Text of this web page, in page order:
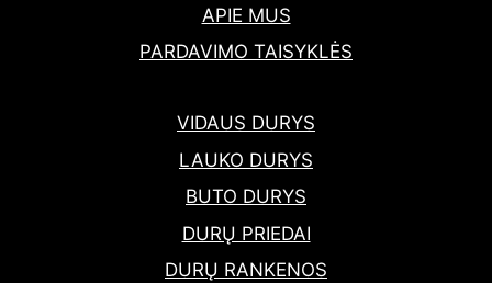
APIE MUS
PARDAVIMO TAISYKLĖS
VIDAUS DURYS
LAUKO DURYS
BUTO DURYS
DURŲ PRIEDAI
DURŲ RANKENOS